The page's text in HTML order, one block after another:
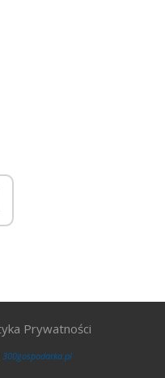
Prywatności
300gospodarka.pl